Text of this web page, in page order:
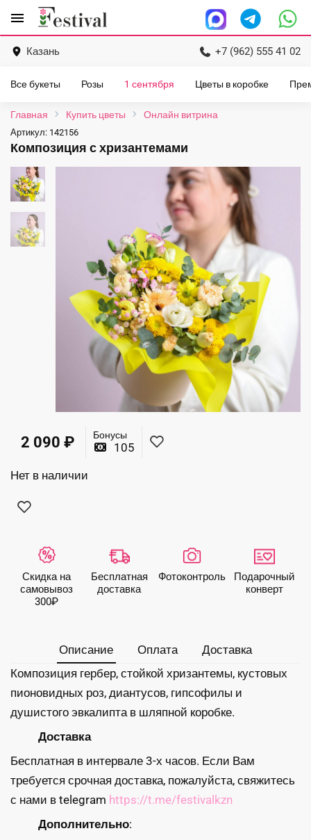
menu
Перейти
содержанию
Казань +7 (962) 555 41 02
Все букеты Розы 1 сентября Цветы в коробке
Главная Купить цветы Онлайн витрина
Артикул: 142156
Композиция с хризантемами
2 090 ₽ Бонусы
105
Нет в наличии
Скидка на
самовывоз
300₽
Бесплатная
доставка
Фото­контроль
Подарочный
конверт
Описание Оплата
Доставка
Композиция гербер, стойкой хризантемы, кустовых
пионовидных роз, диантусов, гипсофилы и
душистого эвкалипта в шляпной коробке.
Доставка
Бесплатная в интервале 3-х часов. Если Вам
требуется срочная доставка, пожалуйста, свяжитесь
с нами в telegram https://t.me/festivalkzn
Дополнительно: